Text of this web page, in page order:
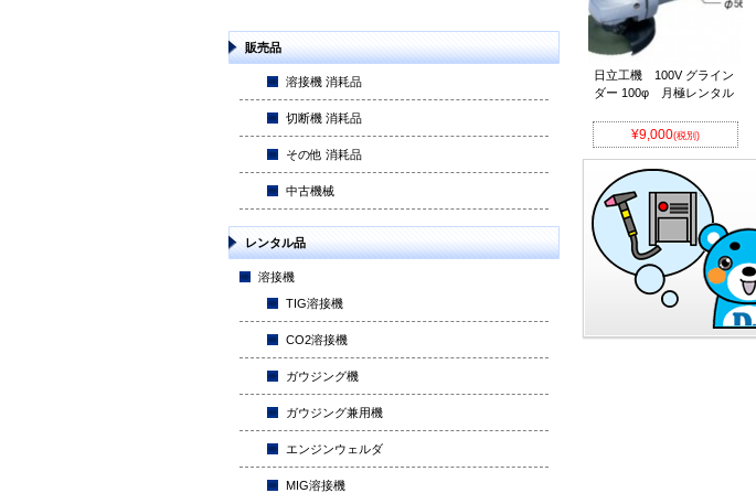
販売品
溶接機 消耗品
切断機 消耗品
その他 消耗品
中古機械
レンタル品
溶接機
TIG溶接機
CO2溶接機
ガウジング機
ガウジング兼用機
エンジンウェルダ
MIG溶接機
日立工機 100V グライン
ダー 100φ 月極レンタル
¥9,000(税別)